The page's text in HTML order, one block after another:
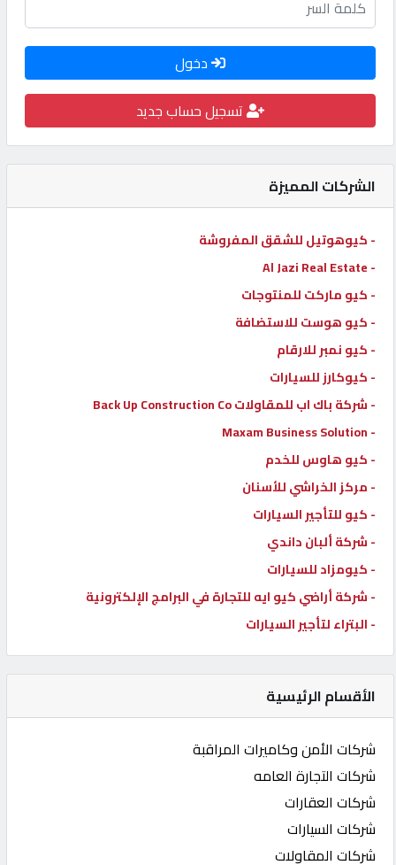
كيو
نمبر
كيو
كيو
ماركت
الدليل
القطري
POWERED
QHOST
دخول
تسجيل حساب جديد
الشركات المميزة
- كيوهوتيل للشقق المفروشة
- Al Jazi Real Estate
- كيو ماركت للمنتوجات
- كيو هوست للاستضافة
- كيو نمبر للارقام
- كيوكارز للسيارات
- شركة باك اب للمقاولات Back Up Construction Co
- Maxam Business Solution
- كيو هاوس للخدم
- مركز الخراشي للأسنان
- كيو للتأجير السيارات
- شركة ألبان داندي
- كيومزاد للسيارات
- شركة أراضي كيو ايه للتجارة في البرامج الإلكترونية
- البتراء لتأجير السيارات
الأقسام الرئيسية
شركات الأمن وكاميرات المراقبة
شركات التجارة العامه
شركات العقارات
شركات السيارات
شركات المقاولات